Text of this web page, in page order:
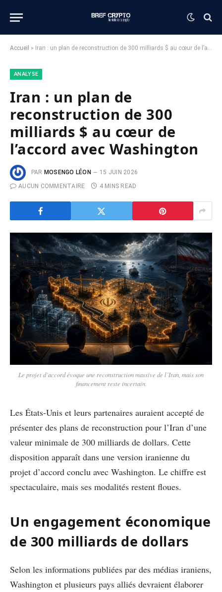
Accueil » Iran : un plan de reconstruction de 300 milliards $ au cœur de l’accord avec Washington
ANALYSE
Iran : un plan de
reconstruction de 300
milliards $ au cœur de
l’accord avec Washington
PAR MOSENGO LÉON
15 JUIN 2026
AUCUN COMMENTAIRE
4 MINS READ
Le projet d’accord évoque une reconstruction massive de l’Iran, mais son
financement reste incertain.
Les États-Unis et leurs partenaires auraient accepté de
présenter des plans de reconstruction pour l’Iran d’une
valeur minimale de 300 milliards de dollars. Cette
disposition apparaît dans une version iranienne du
projet d’accord conclu avec Washington. Le chiffre est
spectaculaire, mais ses modalités restent floues.
Un engagement économique
de 300 milliards de dollars
Selon les informations publiées par des médias iraniens,
Washington et plusieurs pays alliés devraient élaborer